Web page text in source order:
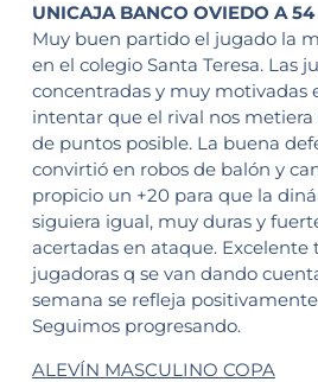
UNICAJA BANCO OVIEDO A 54
Muy buen partido el jugado la
en el colegio Santa Teresa. Las
concentradas y muy motivadas
intentar que el rival nos
de puntos posible. La buena
convirtió en robos de balón y
propicio un +20 para que la
siguiera igual, muy duras y
acertadas en ataque. Excelente
jugadoras q se van dando
semana se refleja
Seguimos progresando.
ALEVÍN MASCULINO COPA